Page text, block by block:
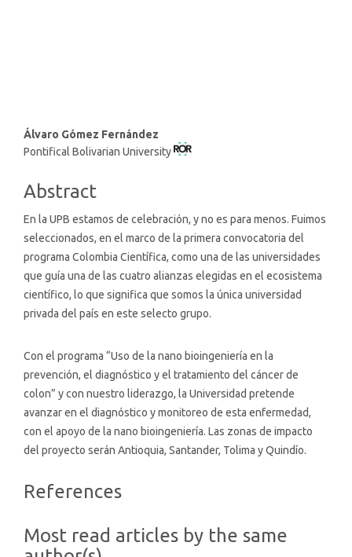
Main
Article
Álvaro Gómez Fernández
Pontifical Bolivarian University
Abstract
En la UPB estamos de celebración, y no es para menos. Fuimos
seleccionados, en el marco de la primera convocatoria del
programa Colombia Científica, como una de las universidades
que guía una de las cuatro alianzas elegidas en el ecosistema
científico, lo que significa que somos la única universidad
privada del país en este selecto grupo.
Con el programa “Uso de la nano bioingeniería en la
prevención, el diagnóstico y el tratamiento del cáncer de
colon” y con nuestro liderazgo, la Universidad pretende
avanzar en el diagnóstico y monitoreo de esta enfermedad,
con el apoyo de la nano bioingeniería. Las zonas de impacto
del proyecto serán Antioquia, Santander, Tolima y Quindío.
Article
References
Most read articles by the same